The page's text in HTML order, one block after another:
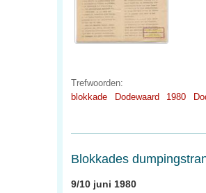
Trefwoorden:
blokkade
Dodewaard 1980
Blokkades
9/10 juni 1980